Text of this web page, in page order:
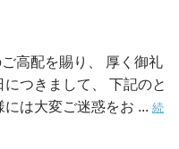
高配を賜り、 厚く御礼
つきまして、 下記のと
は大変ご迷惑をお ... 続